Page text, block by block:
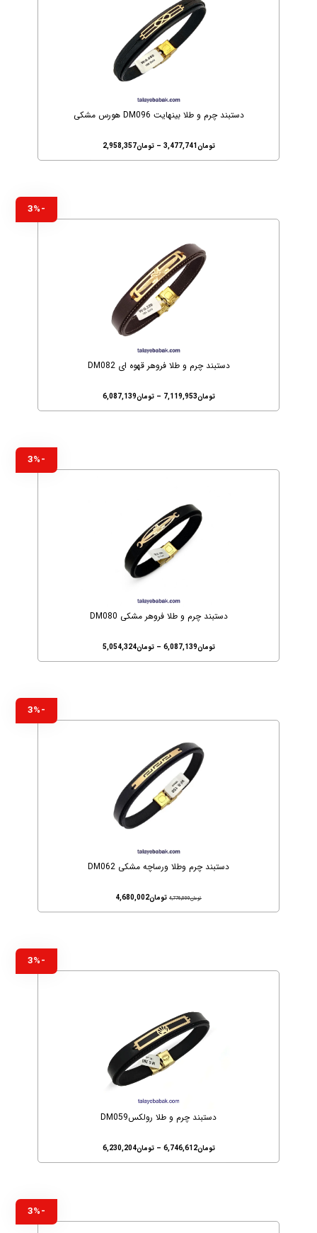
دستبند چرم و طلا بینهایت DM096 هورس مشکی
تومان3,477,741
– تومان2,958,357
-3%
دستبند چرم و طلا فروهر قهوه ای DM082
تومان7,119,953
– تومان6,087,139
-3%
دستبند چرم و طلا فروهر مشکی DM080
تومان6,087,139
– تومان5,054,324
-3%
دستبند چرم وطلا ورساچه مشکی DM062
تومان4,776,000 تومان4,680,002
-3%
دستبند چرم و طلا رولکسDM059
تومان6,746,612
– تومان6,230,204
-3%